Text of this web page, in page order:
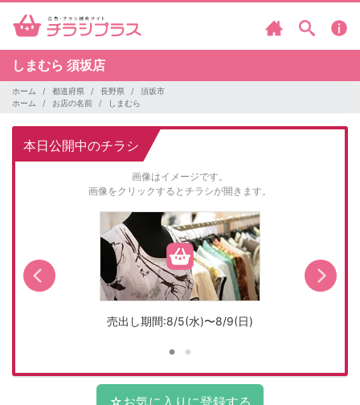
しまむら 須坂店
ホーム 都道府県 長野県
須坂市
ホーム
お店の名前 しまむら
本日公開中のチラシ
画像はイメージです。
画像をクリックするとチラシが開きます。
売出し期間:8/5(水)〜8/9(日)